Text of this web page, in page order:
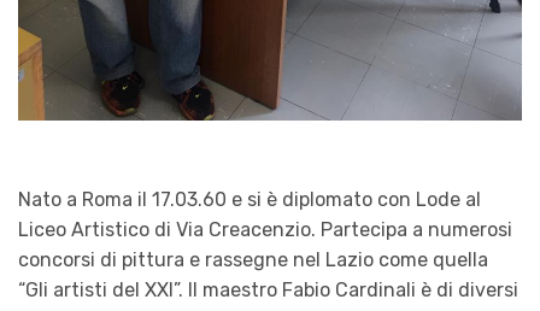
Nato a Roma il 17.03.60 e si è diplomato con Lode al
Liceo Artistico di Via Creacenzio. Partecipa a numerosi
concorsi di pittura e rassegne nel Lazio come quella
“Gli artisti del XXI”. Il maestro Fabio Cardinali è di diversi